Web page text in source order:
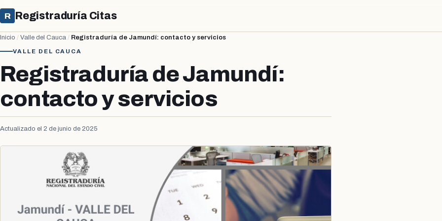
R Registraduría Citas
Inicio / Valle del Cauca / Registraduría de Jamundí: contacto y servicios
VALLE DEL CAUCA
Registraduría de Jamundí:
contacto y servicios
Actualizado el 2 de junio de 2025